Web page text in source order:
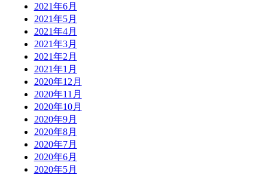
2021年6月
2021年5月
2021年4月
2021年3月
2021年2月
2021年1月
2020年12月
2020年11月
2020年10月
2020年9月
2020年8月
2020年7月
2020年6月
2020年5月